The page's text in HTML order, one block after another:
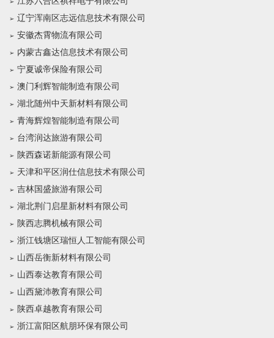
辽宁浑南区志远信息技术有限公司
安徽杰霄物流有限公司
内蒙古鑫达信息技术有限公司
宁夏诚帝保险有限公司
澳门利辉智能制造有限公司
湖北随州中天新材料有限公司
青海辉煌智能制造有限公司
台湾润达旅游有限公司
陕西森诺新能源有限公司
天津和平区润仕信息技术有限公司
吉林国盛旅游有限公司
湖北荆门启星新材料有限公司
陕西志腾机械有限公司
浙江钱塘区瑞恒人工智能有限公司
山西岳衡新材料有限公司
山西泰达教育有限公司
山西黛沛教育有限公司
陕西卓越教育有限公司
浙江富阳区航朋环保有限公司